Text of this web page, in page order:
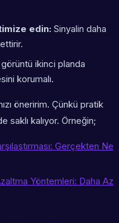
edin: Sinyalin daha
ikinci planda
korumalı.
öneririm. Çünkü pratik
saklı kalıyor. Örneğin;
Gerçekten Ne
Yöntemleri: Daha Az